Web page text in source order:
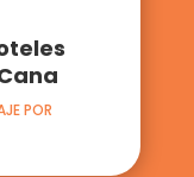
POR